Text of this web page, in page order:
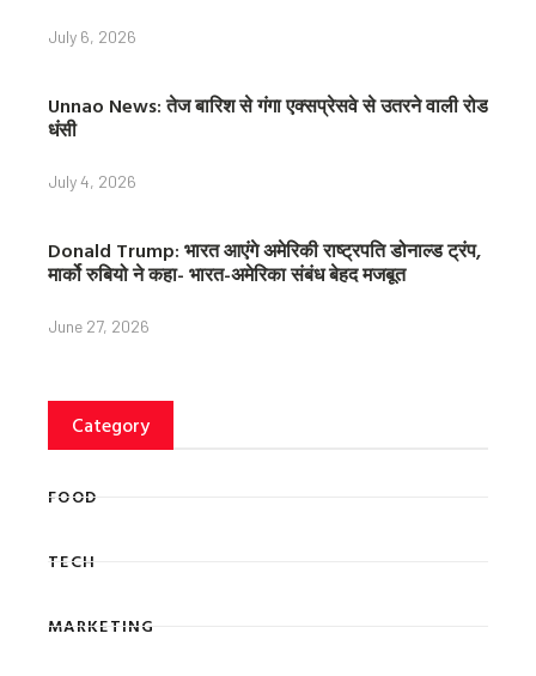
July 6, 2026
Unnao News: तेज बारिश से गंगा एक्सप्रेसवे से उतरने वाली रोड
धंसी
July 4, 2026
Donald Trump: भारत आएंगे अमेरिकी राष्ट्रपति डोनाल्ड ट्रंप,
मार्को रुबियो ने कहा- भारत-अमेरिका संबंध बेहद मजबूत
June 27, 2026
Category
FOOD
TECH
MARKETING